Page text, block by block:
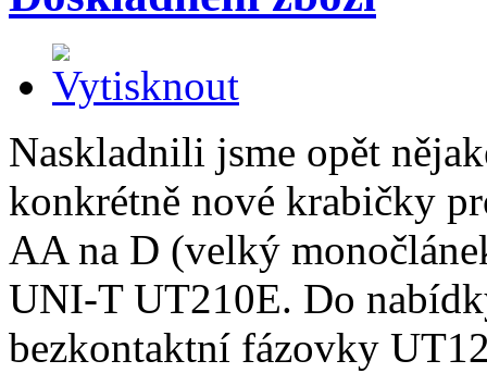
Naskladnili jsme opět
konkrétně nové krabičky
AA na D (velký
UNI-T UT210E. Do
bezkontaktní fázovky